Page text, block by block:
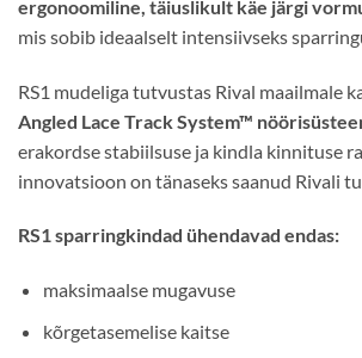
ergonoomiline, täiuslikult käe järgi
mis sobib ideaalselt intensiivseks
RS1 mudeliga tutvustas Rival maailmale
Angled Lace Track System™
erakordse stabiilsuse ja kindla kinnituse
innovatsioon on tänaseks saanud Rivali
RS1 sparringkindad ühendavad endas:
maksimaalse mugavuse
kõrgetasemelise kaitse